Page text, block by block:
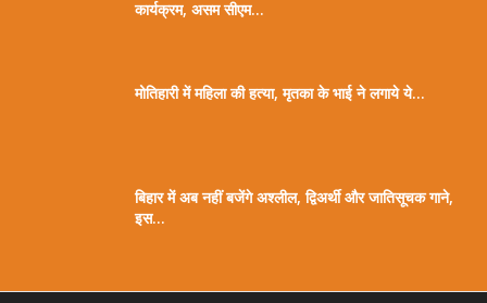
कार्यक्रम, असम सीएम...
मोतिहारी में महिला की हत्या, मृतका के भाई ने लगाये ये...
बिहार में अब नहीं बजेंगे अश्लील, द्विअर्थी और जातिसूचक गाने,
इस...